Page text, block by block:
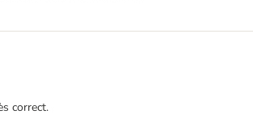
correct.